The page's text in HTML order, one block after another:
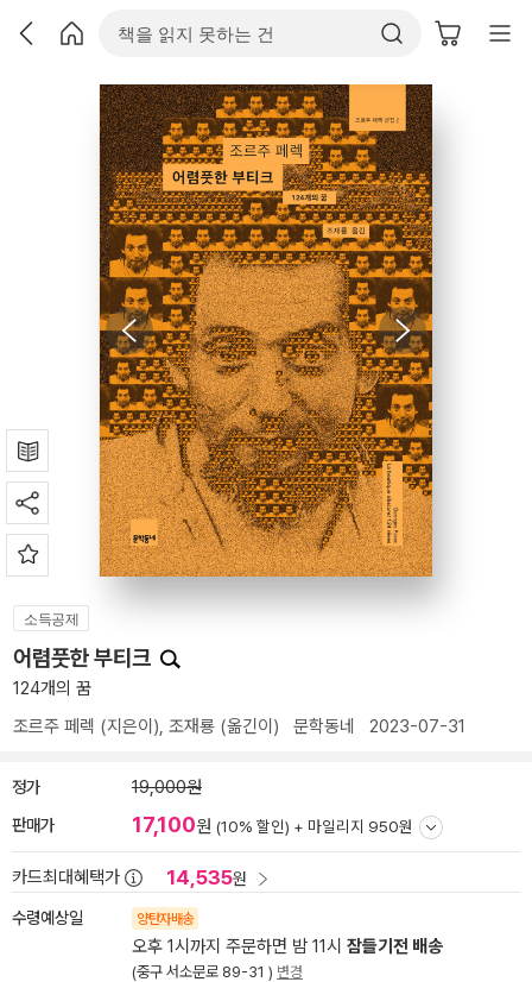
소득공제
어렴풋한 부티크
124개의 꿈
조르주 페렉 (지은이), 조재룡 (옮긴이) 문학동네 2023-07-31
정가 19,000원
판매가 17,100원 (10% 할인) + 마일리지 950원
카드최대혜택가 14,535원
수령예상일 양탄자배송
오후 1시까지 주문하면 밤 11시 잠들기전 배송
(중구 서소문로 89-31 ) 변경